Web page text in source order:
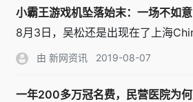
小霸王游戏机坠落始末：一场不如
8月3日，吴松还是出现在了上海
由 新网资讯 2019-08-07
一年200多万冠名费，民营医院为何